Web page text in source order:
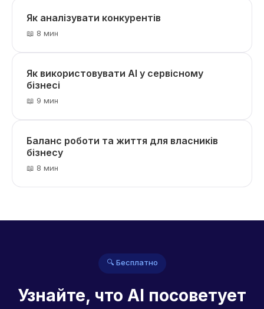
Як аналізувати конкурентів
📖 8 мин
Як використовувати AI у сервісному
бізнесі
📖 9 мин
Баланс роботи та життя для власників
бізнесу
📖 8 мин
🔍 Бесплатно
Узнайте, что AI посоветует